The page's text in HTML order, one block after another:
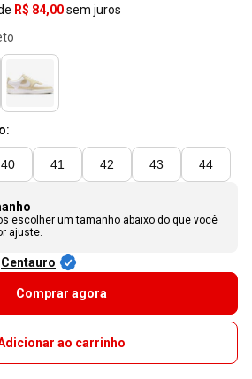
R$ 84,00sem juros
40 41 42 43 44
escolher um tamanho abaixo do que você
ajuste.
Centauro
Comprar agora
ao carrinho